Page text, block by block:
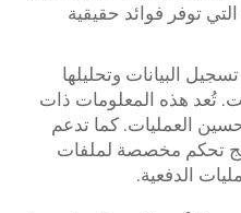
توفر فوائد حقيقية
البيانات وتحليلها
تُعد هذه المعلومات ذات
العمليات. كما تدعم
تحكم مخصصة لملفات
الدفعية.